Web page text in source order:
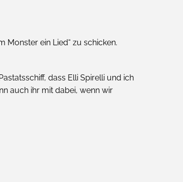
Monster ein Lied“ zu schicken.
dass Elli Spirelli und ich
auch ihr mit dabei, wenn wir